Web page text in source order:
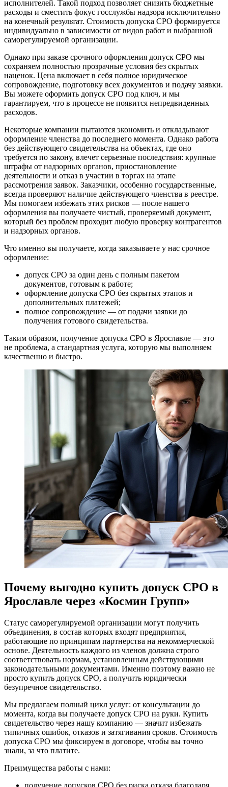
исполнителей. Такой подход позволяет снизить бюджетные
расходы и сместить фокус госслужбы надзора исключительно
на конечный результат. Стоимость допуска СРО формируется
индивидуально в зависимости от видов работ и выбранной
саморегулируемой организации.
Однако при заказе срочного оформления допуск СРО мы
сохраняем полностью прозрачные условия без скрытых
наценок. Цена включает в себя полное юридическое
сопровождение, подготовку всех документов и подачу заявки.
Вы можете оформить допуск СРО под ключ, и мы
гарантируем, что в процессе не появится непредвиденных
расходов.
Некоторые компании пытаются экономить и откладывают
оформление членства до последнего момента. Однако работа
без действующего свидетельства на объектах, где оно
требуется по закону, влечет серьезные последствия: крупные
штрафы от надзорных органов, приостановление
деятельности и отказ в участии в торгах на этапе
рассмотрения заявок. Заказчики, особенно государственные,
всегда проверяют наличие действующего членства в реестре.
Мы помогаем избежать этих рисков — после нашего
оформления вы получаете чистый, проверяемый документ,
который без проблем проходит любую проверку контрагентов
и надзорных органов.
Что именно вы получаете, когда заказываете у нас срочное
оформление:
допуск СРО за один день с полным пакетом
документов, готовым к работе;
оформление допуска СРО без скрытых этапов и
дополнительных платежей;
полное сопровождение — от подачи заявки до
получения готового свидетельства.
Таким образом, получение допуска СРО в Ярославле — это
не проблема, а стандартная услуга, которую мы выполняем
качественно и быстро.
Почему выгодно купить допуск СРО в
Ярославле через «Космин Групп»
Статус саморегулируемой организации могут получить
объединения, в состав которых входят предприятия,
работающие по принципам партнерства на некоммерческой
основе. Деятельность каждого из членов должна строго
соответствовать нормам, установленным действующими
законодательными документами. Именно поэтому важно не
просто купить допуск СРО, а получить юридически
безупречное свидетельство.
Мы предлагаем полный цикл услуг: от консультации до
момента, когда вы получаете допуск СРО на руки. Купить
свидетельство через нашу компанию — значит избежать
типичных ошибок, отказов и затягивания сроков. Стоимость
допуска СРО мы фиксируем в договоре, чтобы вы точно
знали, за что платите.
Преимущества работы с нами: